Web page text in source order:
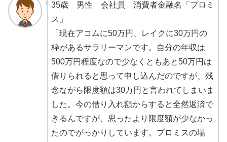
35歳 男性 会社員 消費者金融名「プロミ
ス」
「現在アコムに50万円、レイクに30万円の
枠があるサラリーマンです。自分の年収は
500万円程度なので少なくともあと50万円は
借りられると思って申し込んだのですが、残
念ながら限度額は30万円と言われてしまいま
した。今の借り入れ額からすると全然返済で
きるんですが、思ったより限度額が少なかっ
たのでがっかりしています。プロミスの場